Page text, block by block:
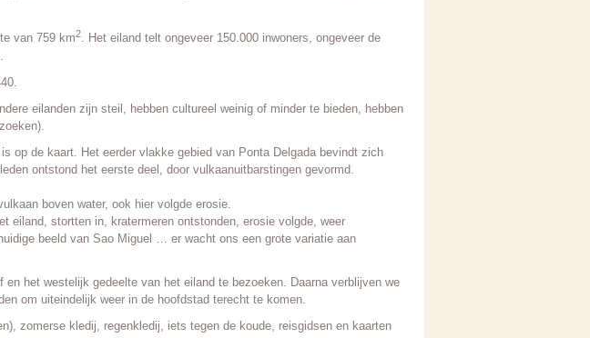
van 759 km2. Het eiland telt ongeveer 150.000 inwoners, ongeveer de
eilanden zijn steil, hebben cultureel weinig of minder te bieden, hebben
op de kaart. Het eerder vlakke gebied van Ponta Delgada bevindt zich
ontstond het eerste deel, door vulkaanuitbarstingen gevormd.
boven water, ook hier volgde erosie.
eiland, stortten in, kratermeren ontstonden, erosie volgde, weer
beeld van Sao Miguel … er wacht ons een grote variatie aan
het westelijk gedeelte van het eiland te bezoeken. Daarna verblijven we
om uiteindelijk weer in de hoofdstad terecht te komen.
zomerse kledij, regenkledij, iets tegen de koude, reisgidsen en kaarten